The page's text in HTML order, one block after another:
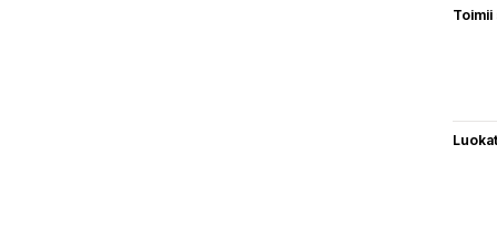
Toimii
Luokat